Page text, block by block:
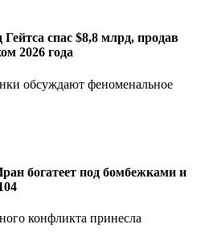
спас $8,8 млрд, продав
2026 года
обсуждают феноменальное
богатеет под бомбежками и
конфликта принесла